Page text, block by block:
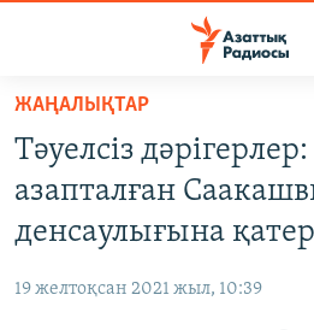
Skip
main
content
to
main
САЯСАТ
АДАМ ҚҰҚЫҚТАРЫ
ЖАҢАЛЫҚТАР
Тәуелсіз
азапталған
денсаулығына
19 желтоқсан 2021 жыл, 10:39